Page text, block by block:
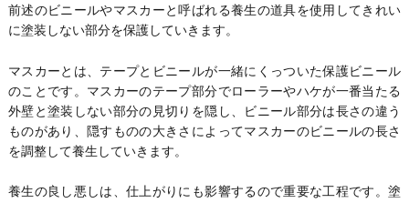
前述のビニールやマスカーと呼ばれる養生の道具を使用してきれい
に塗装しない部分を保護していきます。
マスカーとは、テープとビニールが一緒にくっついた保護ビニール
のことです。マスカーのテープ部分でローラーやハケが一番当たる
外壁と塗装しない部分の見切りを隠し、ビニール部分は長さの違う
ものがあり、隠すものの大きさによってマスカーのビニールの長さ
を調整して養生していきます。
養生の良し悪しは、仕上がりにも影響するので重要な工程です。塗